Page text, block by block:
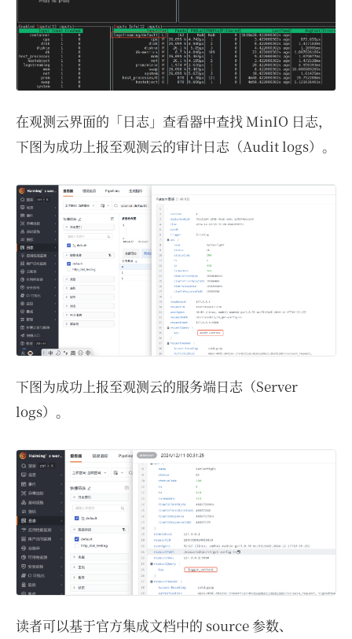
在观测云界面的「日志」查看器中查找 MinIO 日志，
下图为成功上报至观测云的审计日志（Audit logs）。
下图为成功上报至观测云的服务端日志（Server
logs）。
读者可以基于官方集成文档中的 source 参数、